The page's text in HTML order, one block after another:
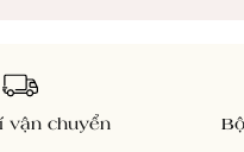
vận chuyển